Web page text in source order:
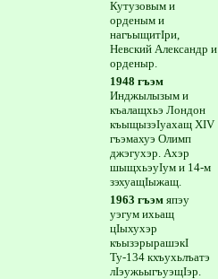
Кутузовым и
орденым и
нагъыщитIри,
Невский Александр и
орденыр.
1948 гъэм
Инджылызым и
къалащхьэ Лондон
къыщызэIуахащ ХIV
гъэмахуэ Олимп
джэгухэр. Ахэр
шыщхьэуIум и 14-м
зэхуащIыжащ.
1963 гъэм япэу
уэгум ихьащ
цIыхухэр
къызэрырашэкI
Ту-134 кхъухьлъатэ
лIэужьыгъуэщIэр.